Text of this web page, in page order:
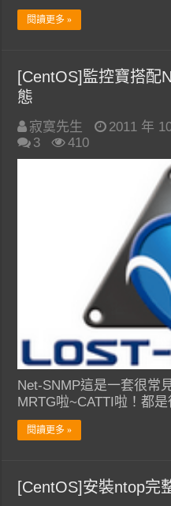
閱讀更多 »
[CentOS]監控寶搭配
態
寂寞先生 2011 年
3
410
Net-SNMP這是一套很常
MRTG啦~CATTI啦！都
閱讀更多 »
[CentOS]安裝ntop完